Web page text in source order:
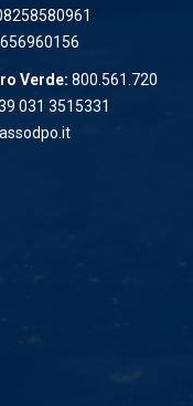
Verde: 800.561.720
031 3515331